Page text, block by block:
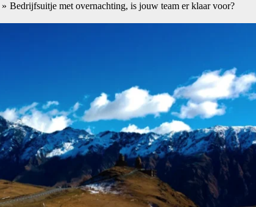
Bedrijfsuitje met overnachting, is jouw team er klaar voor?